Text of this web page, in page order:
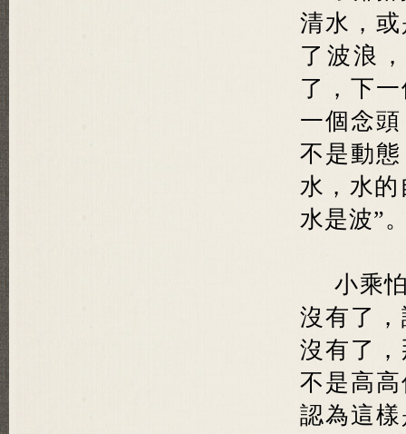
清水，
了波浪
了，下
一個念
不是動
水，水的
水是波”
小乘
沒有了
沒有了
不是高
認為這